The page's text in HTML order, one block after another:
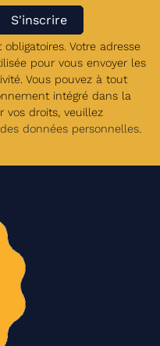
Votre adresse
pour vous envoyer les
Vous pouvez à tout
intégré dans la
vos droits, veuillez
données personnelles